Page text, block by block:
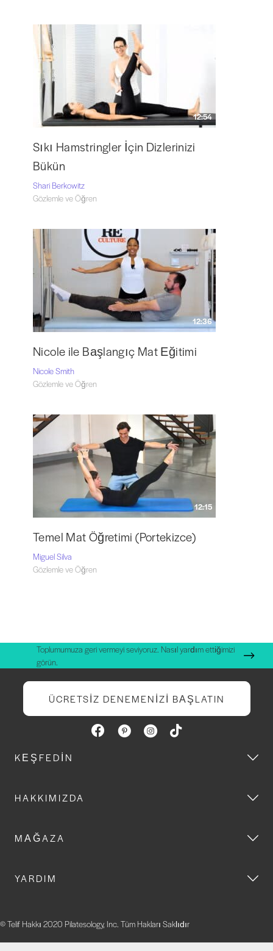
12:54
Sıkı Hamstringler İçin Dizlerinizi
Bükün
Shari Berkowitz
Gözlemle ve Öğren
12:36
Nicole ile Başlangıç Mat Eğitimi
Nicole Smith
Gözlemle ve Öğren
12:15
Temel Mat Öğretimi (Portekizce)
Miguel Silva
Gözlemle ve Öğren
Toplumumuza geri vermeyi seviyoruz. Nasıl yardım ettiğimizi
görün.
ÜCRETSIZ DENEMENIZI BAŞLATIN
KEŞFEDIN
HAKKIMIZDA
MAĞAZA
YARDIM
© Telif Hakkı 2020 Pilatesology, Inc. Tüm Hakları Saklıdır